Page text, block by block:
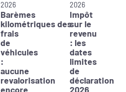
2026
Barèmes
kilométriques des
frais
de
véhicules
:
aucune
revalorisation
encore
2026
Impôt
sur le
revenu
: les
dates
limites
de
déclaration
2026